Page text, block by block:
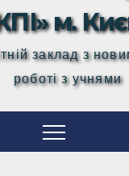
м.
заклад з
роботі з учнями